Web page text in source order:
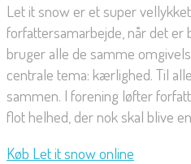
Let it snow er et super
forfattersamarbejde, når det er
bruger alle de samme
centrale tema: kærlighed. Til
sammen. I forening løfter
flot helhed, der nok skal blive
Køb Let it snow online